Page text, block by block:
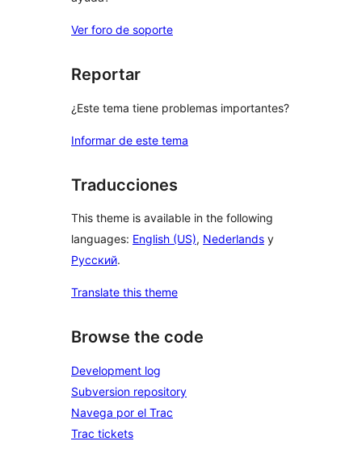
Ver foro de soporte
Reportar
¿Este tema tiene problemas importantes?
Informar de este tema
Traducciones
This theme is available in the following
languages: English (US), Nederlands y
Русский.
Translate this theme
Browse the code
Development log
Subversion repository
Navega por el Trac
Trac tickets